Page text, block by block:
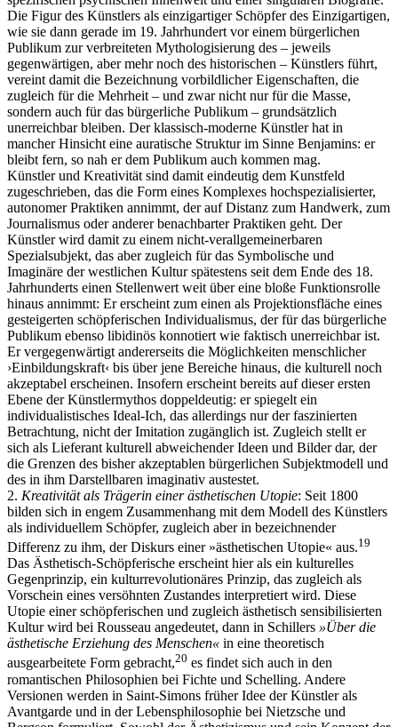
Die Figur des Künstlers als einzigartiger Schöpfer des Einzigartigen,
wie sie dann gerade im 19. Jahrhundert vor einem bürgerlichen
Publikum zur verbreiteten Mythologisierung des – jeweils
gegenwärtigen, aber mehr noch des historischen – Künstlers führt,
vereint damit die Bezeichnung vorbildlicher Eigenschaften, die
zugleich für die Mehrheit – und zwar nicht nur für die Masse,
sondern auch für das bürgerliche Publikum – grundsätzlich
unerreichbar bleiben. Der klassisch-moderne Künstler hat in
mancher Hinsicht eine auratische Struktur im Sinne Benjamins: er
bleibt fern, so nah er dem Publikum auch kommen mag.
Künstler und Kreativität sind damit eindeutig dem Kunstfeld
zugeschrieben, das die Form eines Komplexes hochspezialisierter,
autonomer Praktiken annimmt, der auf Distanz zum Handwerk, zum
Journalismus oder anderer benachbarter Praktiken geht. Der
Künstler wird damit zu einem nicht-verallgemeinerbaren
Spezialsubjekt, das aber zugleich für das Symbolische und
Imaginäre der westlichen Kultur spätestens seit dem Ende des 18.
Jahrhunderts einen Stellenwert weit über eine bloße Funktionsrolle
hinaus annimmt: Er erscheint zum einen als Projektionsfläche eines
gesteigerten schöpferischen Individualismus, der für das bürgerliche
Publikum ebenso libidinös konnotiert wie faktisch unerreichbar ist.
Er vergegenwärtigt andererseits die Möglichkeiten menschlicher
›Einbildungskraft‹ bis über jene Bereiche hinaus, die kulturell noch
akzeptabel erscheinen. Insofern erscheint bereits auf dieser ersten
Ebene der Künstlermythos doppeldeutig: er spiegelt ein
individualistisches Ideal-Ich, das allerdings nur der faszinierten
Betrachtung, nicht der Imitation zugänglich ist. Zugleich stellt er
sich als Lieferant kulturell abweichender Ideen und Bilder dar, der
die Grenzen des bisher akzeptablen bürgerlichen Subjektmodell und
des in ihm Darstellbaren imaginativ austestet.
2. Kreativität als Trägerin einer ästhetischen Utopie: Seit 1800
bilden sich in engem Zusammenhang mit dem Modell des Künstlers
als individuellem Schöpfer, zugleich aber in bezeichnender
Differenz zu ihm, der Diskurs einer »ästhetischen Utopie« aus.19
Das Ästhetisch-Schöpferische erscheint hier als ein kulturelles
Gegenprinzip, ein kulturrevolutionäres Prinzip, das zugleich als
Vorschein eines versöhnten Zustandes interpretiert wird. Diese
Utopie einer schöpferischen und zugleich ästhetisch sensibilisierten
Kultur wird bei Rousseau angedeutet, dann in Schillers »Über die
ästhetische Erziehung des Menschen« in eine theoretisch
ausgearbeitete Form gebracht,20 es findet sich auch in den
romantischen Philosophien bei Fichte und Schelling. Andere
Versionen werden in Saint-Simons früher Idee der Künstler als
Avantgarde und in der Lebensphilosophie bei Nietzsche und